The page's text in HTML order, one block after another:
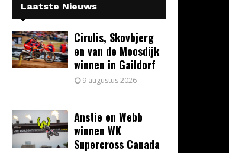
Laatste Nieuws
Cirulis, Skovbjerg
en van de Moosdijk
winnen in Gaildorf
9 augustus 2026
Anstie en Webb
winnen WK
Supercross Canada